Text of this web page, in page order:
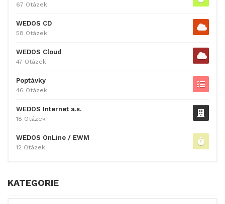
67 Otázek
WEDOS CD
58 Otázek
WEDOS Cloud
47 Otázek
Poptávky
46 Otázek
WEDOS Internet a.s.
18 Otázek
WEDOS OnLine / EWM
12 Otázek
KATEGORIE